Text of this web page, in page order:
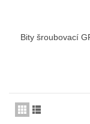
Bity šroubovací